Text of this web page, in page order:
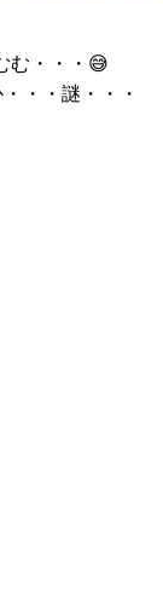
む・・・😅
・・謎・・・